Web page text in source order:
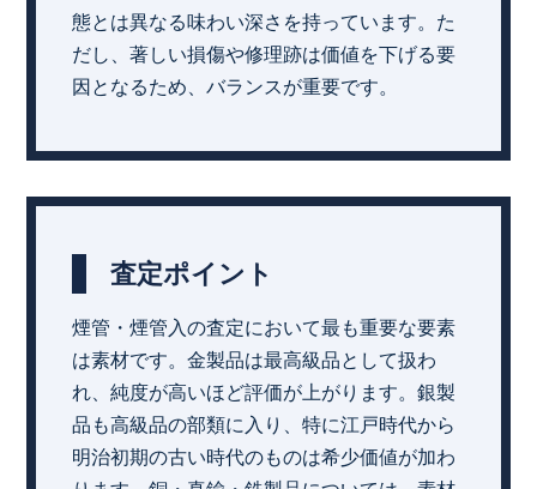
態とは異なる味わい深さを持っています。た
だし、著しい損傷や修理跡は価値を下げる要
因となるため、バランスが重要です。
査定ポイント
煙管・煙管入の査定において最も重要な要素
は素材です。金製品は最高級品として扱わ
れ、純度が高いほど評価が上がります。銀製
品も高級品の部類に入り、特に江戸時代から
明治初期の古い時代のものは希少価値が加わ